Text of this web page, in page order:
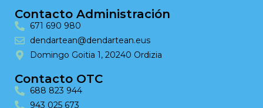
Contacto Administración
671 690 980
dendartean@dendartean.eus
Domingo Goitia 1, 20240 Ordizia
Contacto OTC
688 823 944
943 025 673